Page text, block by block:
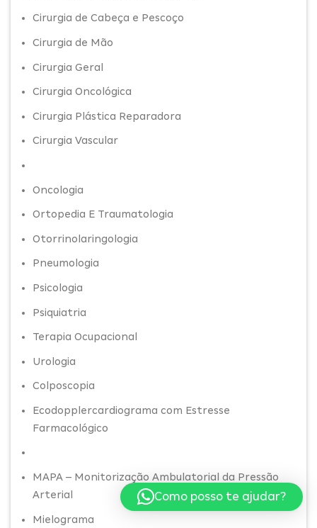
Cirurgia de Cabeça e Pescoço
Cirurgia de Mão
Cirurgia Geral
Cirurgia Oncológica
Cirurgia Plástica Reparadora
Cirurgia Vascular
Oncologia
Ortopedia E Traumatologia
Otorrinolaringologia
Pneumologia
Psicologia
Psiquiatria
Terapia Ocupacional
Urologia
Colposcopia
Ecodopplercardiograma com Estresse
Farmacológico
MAPA – Monitorização Ambulatorial da Pressão
Arterial
Mielograma
Como posso te ajudar?